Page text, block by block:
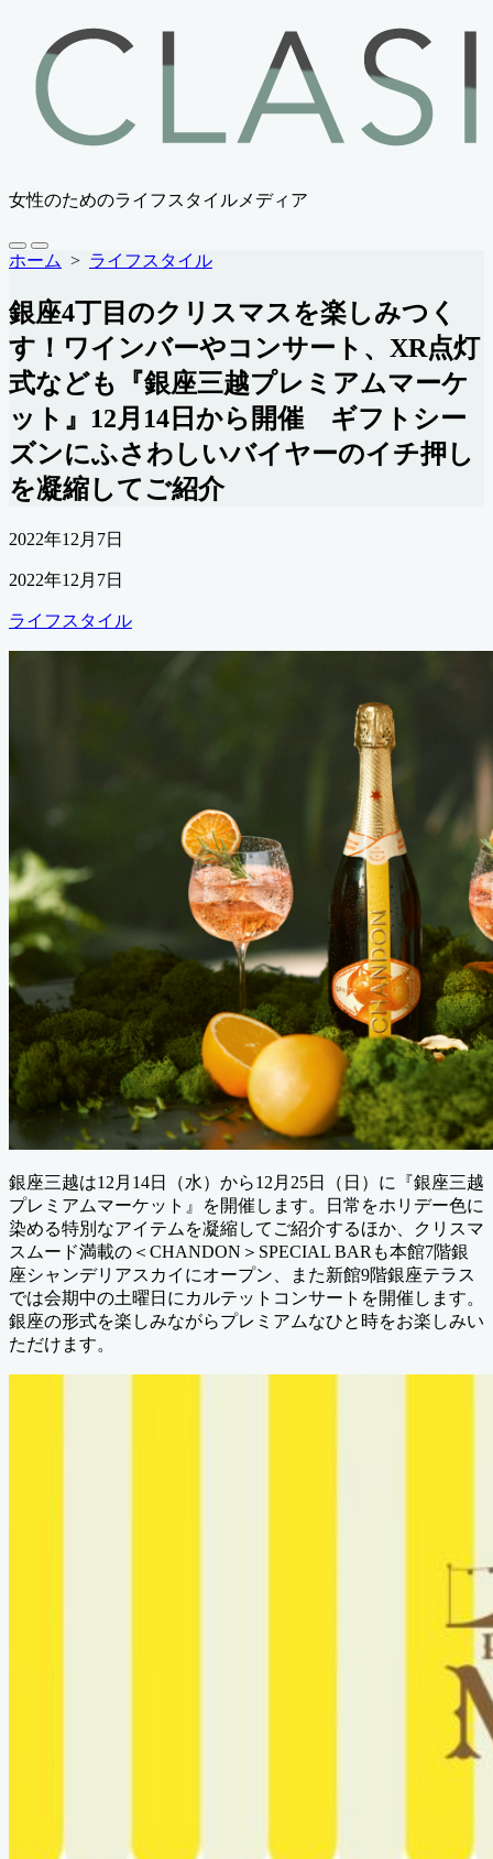
ッ
女性のためのライフスタイルメディア
検
索
り
替
え
メ
ニ
ュ
ー
ホーム > ライフスタイル
銀座4丁目のクリスマスを楽しみつく
す！ワインバーやコンサート、XR点灯
式なども『銀座三越プレミアムマーケ
ット』12月14日から開催 ギフトシー
ズンにふさわしいバイヤーのイチ押し
を凝縮してご紹介
公
日
2022年12月7日
最
更
新
2022年12月7日
カ
ライフスタイル
銀座三越は12月14日（水）から12月25日（日）に『銀座三越
プレミアムマーケット』を開催します。日常をホリデー色に
染める特別なアイテムを凝縮してご紹介するほか、クリスマ
スムード満載の＜CHANDON＞SPECIAL BARも本館7階銀
座シャンデリアスカイにオープン、また新館9階銀座テラス
では会期中の土曜日にカルテットコンサートを開催します。
銀座の形式を楽しみながらプレミアムなひと時をお楽しみい
ただけます。